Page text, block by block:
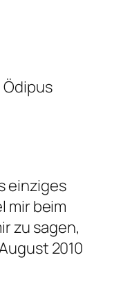
einziges
mir beim
zu sagen,
2010